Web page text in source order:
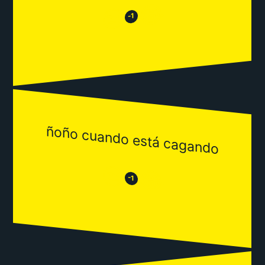
😒 -1 😂
ñoño cuando está cagando
😒 -1 😂